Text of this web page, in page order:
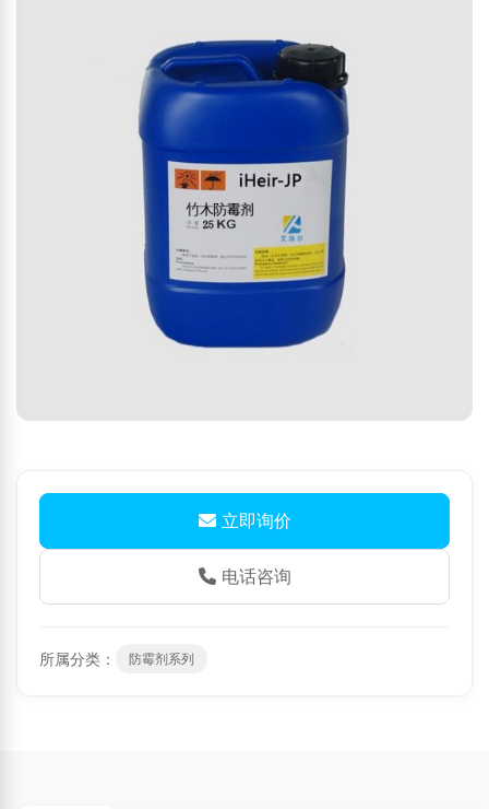
立即询价
电话咨询
所属分类： 防霉剂系列